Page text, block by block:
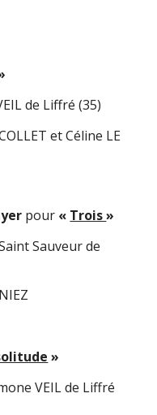
de Liffré (35)
et Céline LE
pour « Trois»
Sauveur de
»
VEIL de Liffré